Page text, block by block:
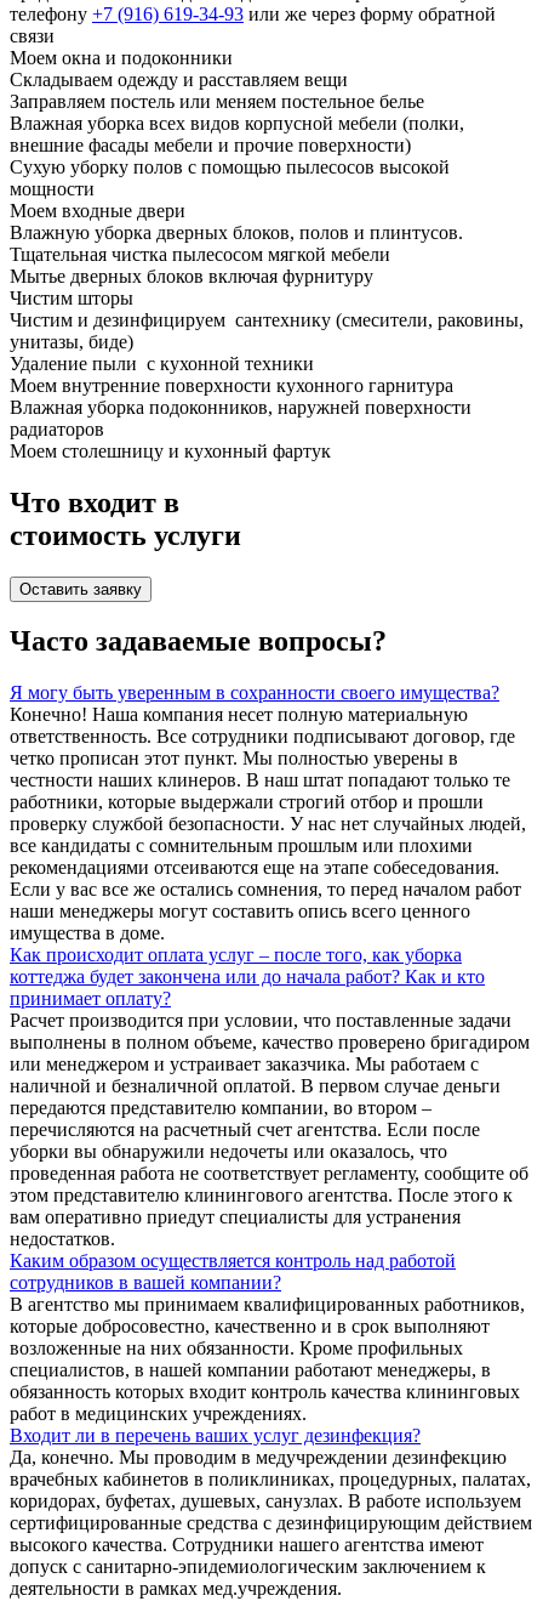
телефону +7 (916) 619-34-93 или же через форму обратной
связи
Моем окна и подоконники
Складываем одежду и расставляем вещи
Заправляем постель или меняем постельное белье
Влажная уборка всех видов корпусной мебели (полки,
внешние фасады мебели и прочие поверхности)
Сухую уборку полов с помощью пылесосов высокой
мощности
Моем входные двери
Влажную уборка дверных блоков, полов и плинтусов.
Тщательная чистка пылесосом мягкой мебели
Мытье дверных блоков включая фурнитуру
Чистим шторы
Чистим и дезинфицируем сантехнику (смесители, раковины,
унитазы, биде)
Удаление пыли с кухонной техники
Моем внутренние поверхности кухонного гарнитура
Влажная уборка подоконников, наружней поверхности
радиаторов
Моем столешницу и кухонный фартук
Что входит в
стоимость услуги
Оставить заявку
Часто задаваемые вопросы?
Я могу быть уверенным в сохранности своего имущества?
Конечно! Наша компания несет полную материальную
ответственность. Все сотрудники подписывают договор, где
четко прописан этот пункт. Мы полностью уверены в
честности наших клинеров. В наш штат попадают только те
работники, которые выдержали строгий отбор и прошли
проверку службой безопасности. У нас нет случайных людей,
все кандидаты с сомнительным прошлым или плохими
рекомендациями отсеиваются еще на этапе собеседования.
Если у вас все же остались сомнения, то перед началом работ
наши менеджеры могут составить опись всего ценного
имущества в доме.
Как происходит оплата услуг – после того, как уборка
коттеджа будет закончена или до начала работ? Как и кто
принимает оплату?
Расчет производится при условии, что поставленные задачи
выполнены в полном объеме, качество проверено бригадиром
или менеджером и устраивает заказчика. Мы работаем с
наличной и безналичной оплатой. В первом случае деньги
передаются представителю компании, во втором –
перечисляются на расчетный счет агентства. Если после
уборки вы обнаружили недочеты или оказалось, что
проведенная работа не соответствует регламенту, сообщите об
этом представителю клинингового агентства. После этого к
вам оперативно приедут специалисты для устранения
недостатков.
Каким образом осуществляется контроль над работой
сотрудников в вашей компании?
В агентство мы принимаем квалифицированных работников,
которые добросовестно, качественно и в срок выполняют
возложенные на них обязанности. Кроме профильных
специалистов, в нашей компании работают менеджеры, в
обязанность которых входит контроль качества клининговых
работ в медицинских учреждениях.
Входит ли в перечень ваших услуг дезинфекция?
Да, конечно. Мы проводим в медучреждении дезинфекцию
врачебных кабинетов в поликлиниках, процедурных, палатах,
коридорах, буфетах, душевых, санузлах. В работе используем
сертифицированные средства с дезинфицирующим действием
высокого качества. Сотрудники нашего агентства имеют
допуск с санитарно-эпидемиологическим заключением к
деятельности в рамках мед.учреждения.